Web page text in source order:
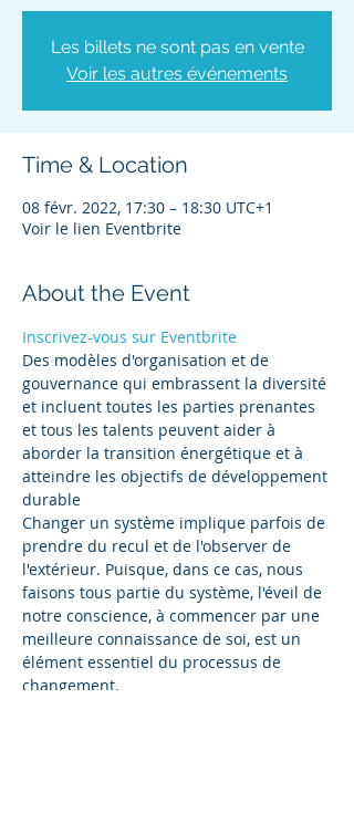
Les billets ne sont pas en vente
Voir les autres événements
Time & Location
08 févr. 2022, 17:30 – 18:30 UTC+1
Voir le lien Eventbrite
About the Event
Inscrivez-vous sur Eventbrite
Des modèles d'organisation et de
gouvernance qui embrassent la diversité
et incluent toutes les parties prenantes
et tous les talents peuvent aider à
aborder la transition énergétique et à
atteindre les objectifs de développement
durable
Changer un système implique parfois de
prendre du recul et de l'observer de
l'extérieur. Puisque, dans ce cas, nous
faisons tous partie du système, l'éveil de
notre conscience, à commencer par une
meilleure connaissance de soi, est un
élément essentiel du processus de
changement.